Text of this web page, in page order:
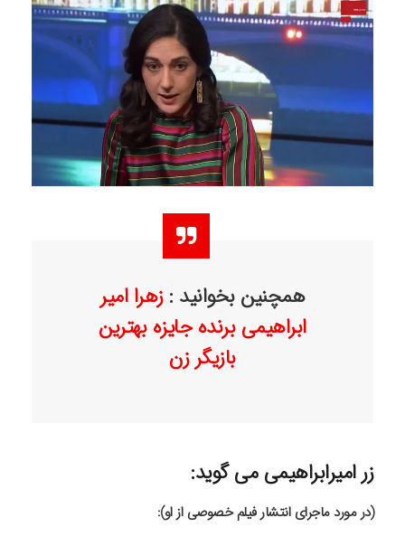
همچنین بخوانید :زهرا امیر
ابراهیمی برنده جایزه بهترین
بازیگر زن
زر امیرابراهیمی می گوید:
(در مورد ماجرای انتشار فیلم خصوصی از او):